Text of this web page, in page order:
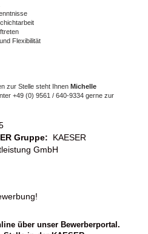
Flexibilität
zur Stelle steht Ihnen Michelle
+49 (0) 9561 / 640-9334 gerne zur
Gruppe: KAESER
GmbH
über unser Bewerberportal.